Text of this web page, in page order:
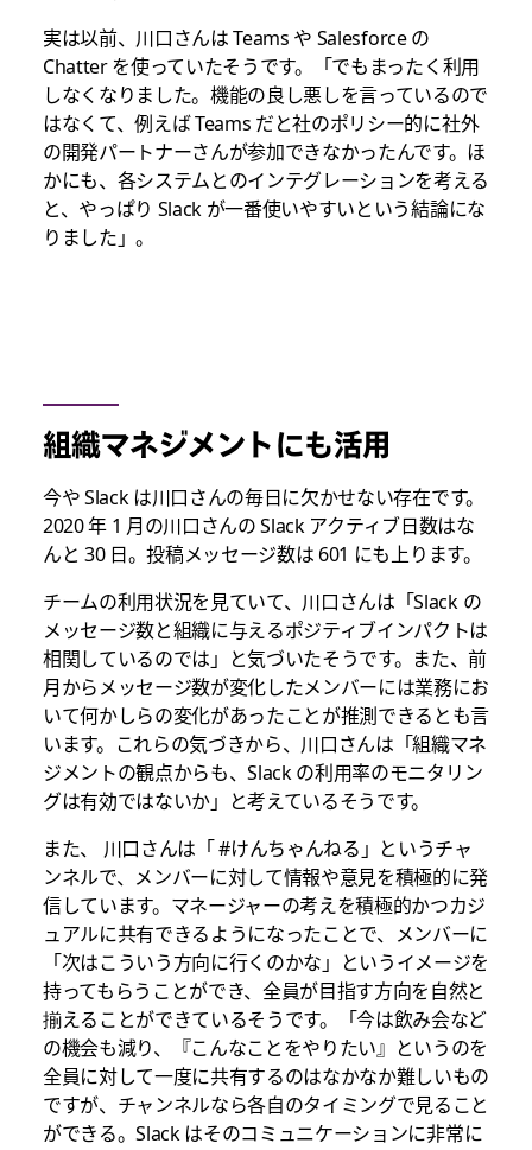
実は以前、川口さんは Teams や Salesforce の
Chatter を使っていたそうです。「でもまったく利用
しなくなりました。機能の良し悪しを言っているので
はなくて、例えば Teams だと社のポリシー的に社外
の開発パートナーさんが参加できなかったんです。ほ
かにも、各システムとのインテグレーションを考える
と、やっぱり Slack が一番使いやすいという結論にな
りました」。
組織マネジメントにも活用
今や Slack は川口さんの毎日に欠かせない存在です。
2020 年 1 月の川口さんの Slack アクティブ日数はな
んと 30 日。投稿メッセージ数は 601 にも上ります。
チームの利用状況を見ていて、川口さんは「Slack の
メッセージ数と組織に与えるポジティブインパクトは
相関しているのでは」と気づいたそうです。また、前
月からメッセージ数が変化したメンバーには業務にお
いて何かしらの変化があったことが推測できるとも言
います。これらの気づきから、川口さんは「組織マネ
ジメントの観点からも、Slack の利用率のモニタリン
グは有効ではないか」と考えているそうです。
また、 川口さんは「 #けんちゃんねる」というチャ
ンネルで、メンバーに対して情報や意見を積極的に発
信しています。マネージャーの考えを積極的かつカジ
ュアルに共有できるようになったことで、メンバーに
「次はこういう方向に行くのかな」というイメージを
持ってもらうことができ、全員が目指す方向を自然と
揃えることができているそうです。「今は飲み会など
の機会も減り、『こんなことをやりたい』というのを
全員に対して一度に共有するのはなかなか難しいもの
ですが、チャンネルなら各自のタイミングで見ること
ができる。Slack はそのコミュニケーションに非常に